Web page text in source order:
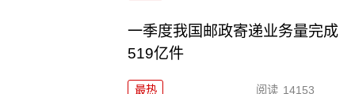
一季度我国邮政寄递业务量完成
519亿件
最热 阅读 14153